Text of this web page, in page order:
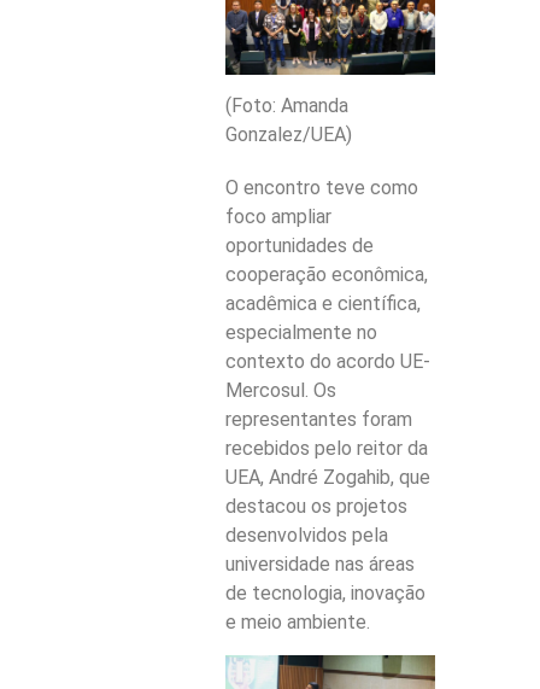
(Foto: Amanda
Gonzalez/UEA)
O encontro teve como
foco ampliar
oportunidades de
cooperação econômica,
acadêmica e científica,
especialmente no
contexto do acordo UE-
Mercosul. Os
representantes foram
recebidos pelo reitor da
UEA, André Zogahib, que
destacou os projetos
desenvolvidos pela
universidade nas áreas
de tecnologia, inovação
e meio ambiente.